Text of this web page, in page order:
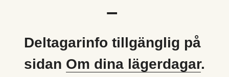
–
Deltagarinfo tillgänglig på
sidan Om dina lägerdagar.